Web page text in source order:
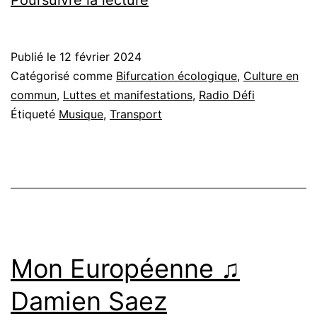
fret
ferroviaire
♫
Boum
Publié le 12 février 2024
Catégorisé comme Bifurcation écologique, Culture en
commun, Luttes et manifestations, Radio Défi
Étiqueté Musique, Transport
Mon Européenne ♫
Damien Saez